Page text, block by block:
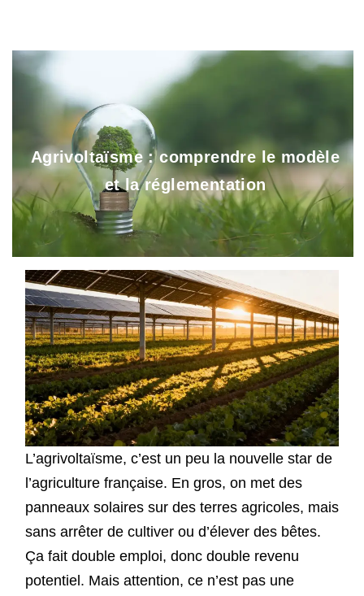
Agrivoltaïsme : comprendre le modèle
et la réglementation
L’agrivoltaïsme, c’est un peu la nouvelle star de
l’agriculture française. En gros, on met des
panneaux solaires sur des terres agricoles, mais
sans arrêter de cultiver ou d’élever des bêtes.
Ça fait double emploi, donc double revenu
potentiel. Mais attention, ce n’est pas une